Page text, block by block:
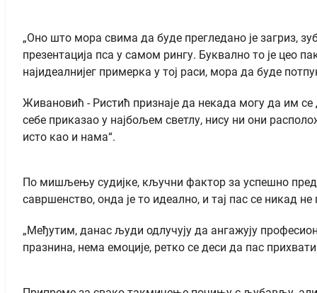
„Оно што мора свима да буде прегледано је загриз,
презентација пса у самом рингу. Буквално то је цео
најидеалнијег примерка у тој раси, мора да буде
Живановић - Ристић признаје да некада могу да им
себе приказао у најбољем светлу, нису ни они
исто као и нама“.
По мишљењу судијке, кључни фактор за успешно
савршенство, онда је то идеално, и тај пас се никад
„Међутим, данас људи одлучују да ангажују
празнина, нема емоције, ретко се деси да пас